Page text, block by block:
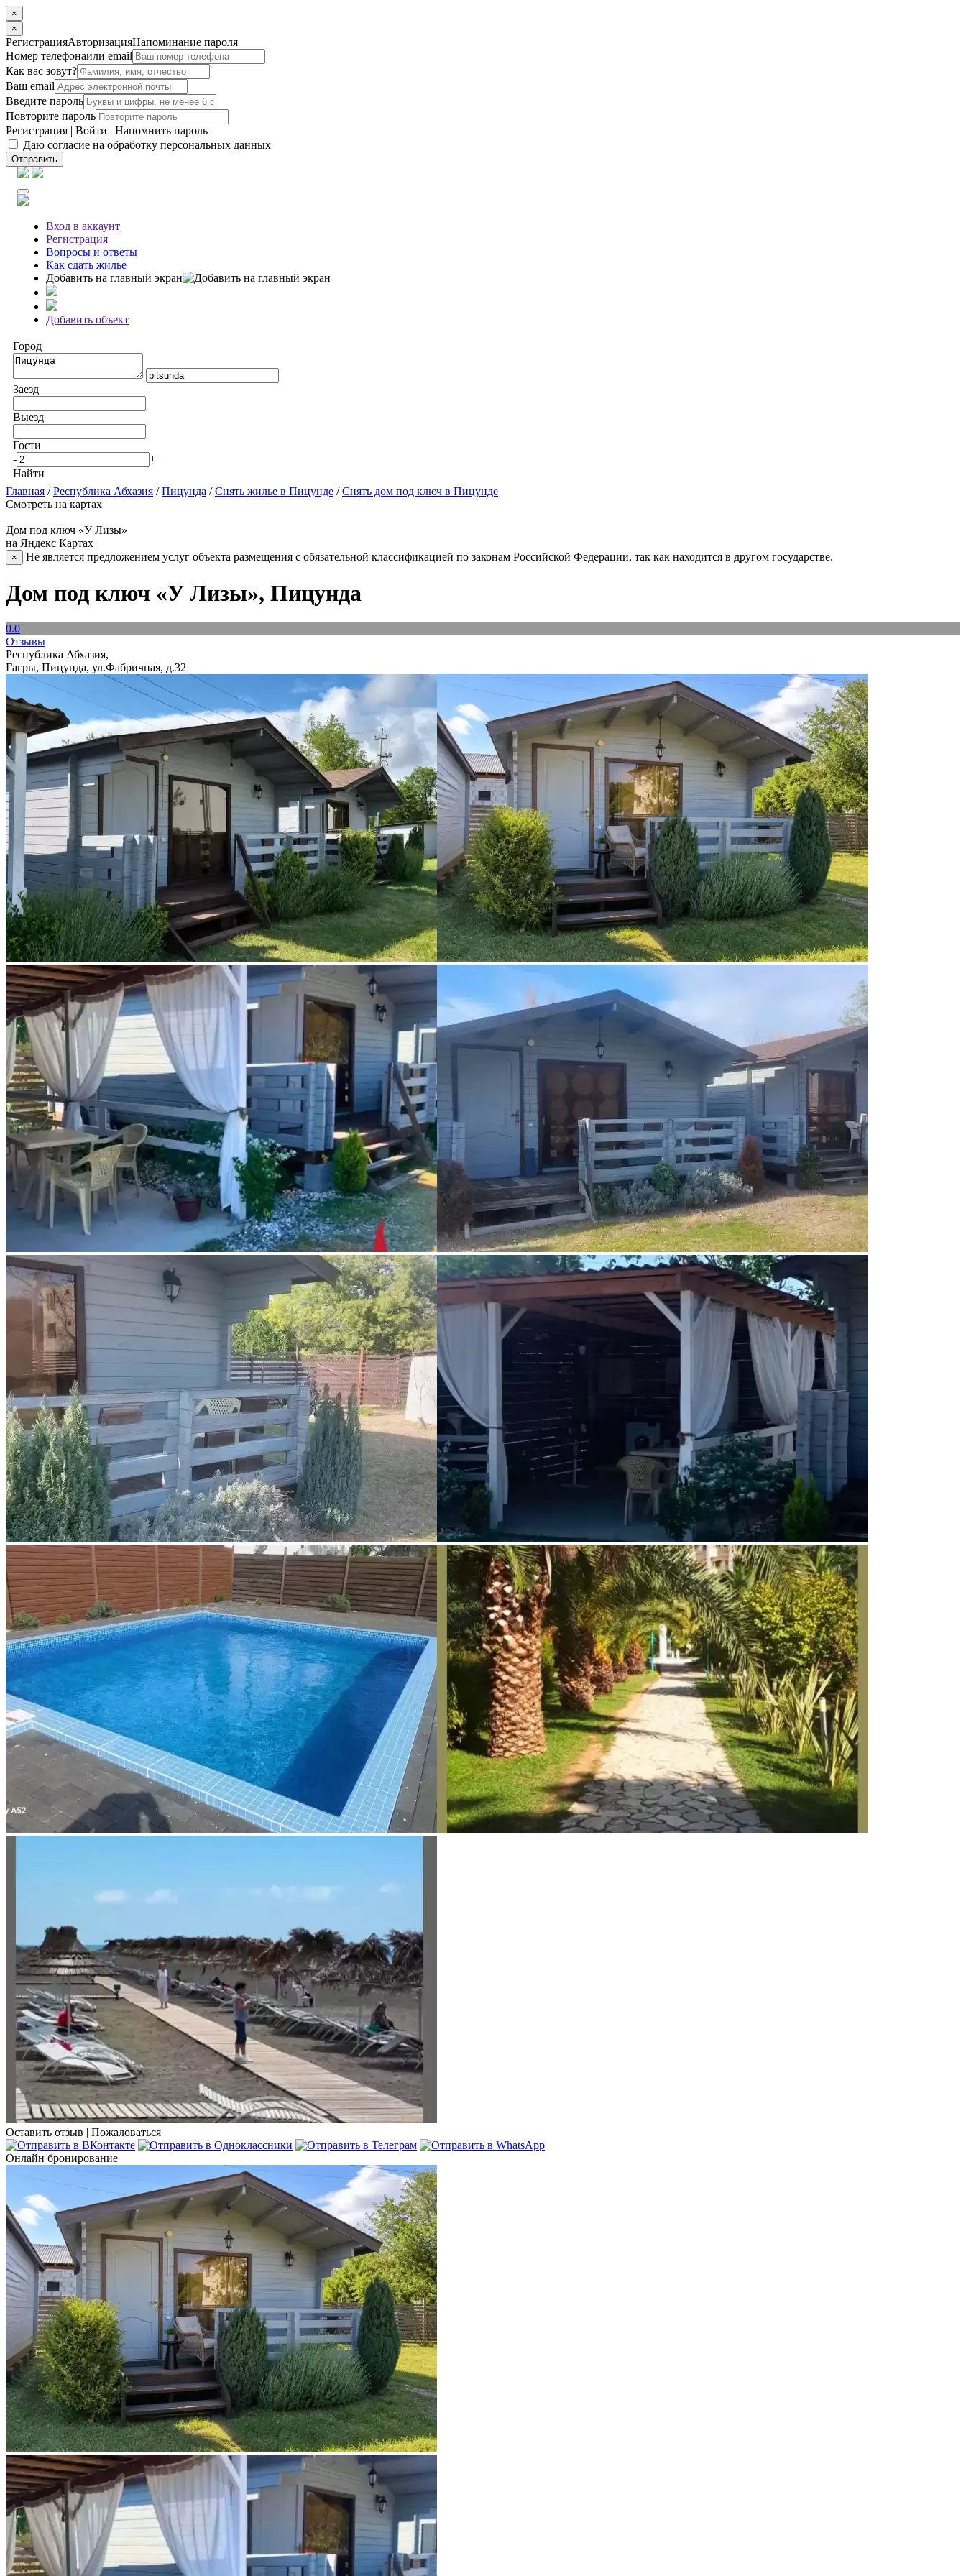
×
×
РегистрацияАвторизацияНапоминание пароля
Номер телефонаили email
Как вас зовут?
Ваш email
Введите пароль
Повторите пароль
Регистрация | Войти | Напомнить пароль
Даю согласие на обработку персональных данных
Отправить
Вход в аккаунт
Регистрация
Вопросы и ответы
Как сдать жилье
Добавить на главный экран
Добавить объект
Город
Заезд
Выезд
Гости
-
+
Найти
Главная /Республика Абхазия /Пицунда /Снять жилье в Пицунде /Снять дом под ключ в Пицунде
Смотреть на картах
Дом под ключ «У Лизы»
на Яндекс Картах
× Не является предложением услуг объекта размещения с обязательной классификацией по законам Российской Федерации, так как находится в другом государстве.
Дом под ключ «У Лизы», Пицунда
0.0
Отзывы
Республика Абхазия,
Гагры, Пицунда, ул.Фабричная, д.32
Оставить отзыв | Пожаловаться
Онлайн бронирование